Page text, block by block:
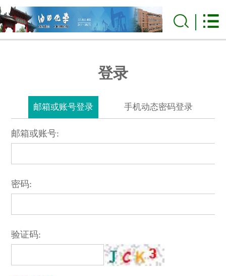
登录
邮箱或账号登录 手机动态密码登录
邮箱或账号:
密码:
验证码: